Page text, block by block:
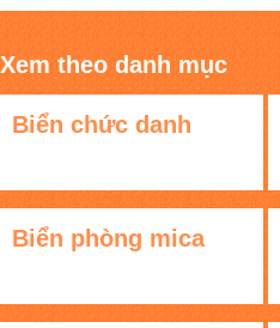
Xem theo danh mục
Biển chức danh
Biển phòng mica